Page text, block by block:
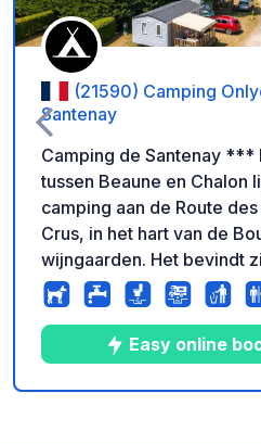
(21590) Camping
Santenay
Camping de Santenay ***
tussen Beaune en Chalon
camping aan de Route
Crus, in het hart van de
wijngaarden. Het bevindt
Eurovelo 6, een
Bourgondië op de fiets
het Canal du Centre en
Saône.
Easy online